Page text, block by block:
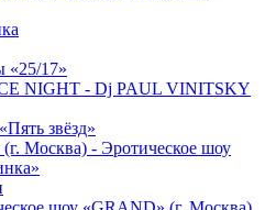
«25/17»
NIGHT - Dj PAUL VINITSKY
звёзд»
Москва) - Эротическое шоу